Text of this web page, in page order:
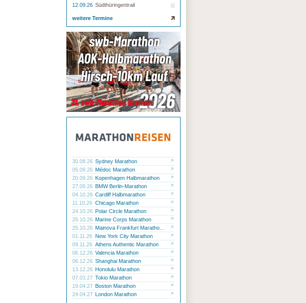
12.09.26 Südthüringentrail
weitere Termine
30.08.26 Sydney Marathon
05.09.26 Médoc Marathon
20.09.26 Kopenhagen Halbmarathon
27.09.26 BMW Berlin-Marathon
04.10.26 Cardiff Halbmarathon
11.10.26 Chicago Marathon
24.10.26 Polar Circle Marathon
25.10.26 Marine Corps Marathon
25.10.26 Mainova Frankfurt Maratho...
01.11.26 New York City Marathon
09.11.26 Athens Authentic Marathon
06.12.26 Valencia Marathon
06.12.26 Shanghai Marathon
13.12.26 Honolulu Marathon
07.03.27 Tokio Marathon
19.04.27 Boston Marathon
24.04.27 London Marathon